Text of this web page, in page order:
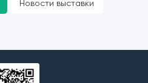
Новости выставки